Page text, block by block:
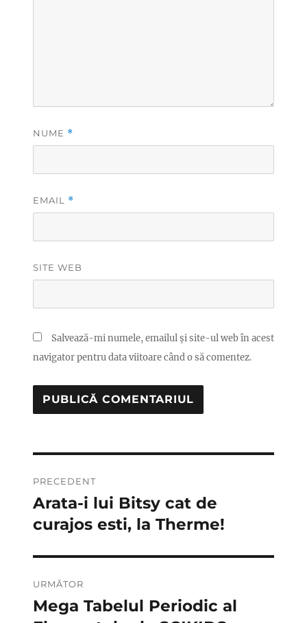
NUME *
EMAIL *
SITE WEB
Salvează-mi numele, emailul și site-ul web în acest
navigator pentru data viitoare când o să comentez.
în
articole
PRECEDENT
Articolul
anterior:
Arata-i lui Bitsy cat de
curajos esti, la Therme!
URMĂTOR
Articolul
Mega Tabelul Periodic al